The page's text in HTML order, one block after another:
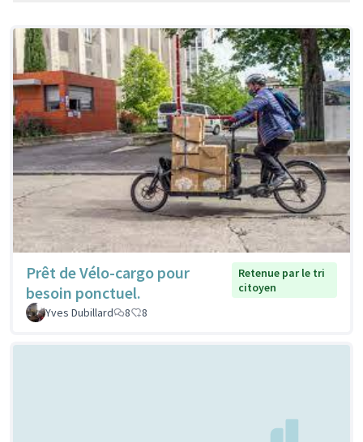
Prêt de Vélo-cargo pour
besoin ponctuel.
Retenue par le tri
citoyen
Yves Dubillard
8 8